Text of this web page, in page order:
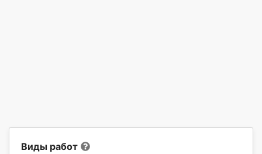
Виды работ